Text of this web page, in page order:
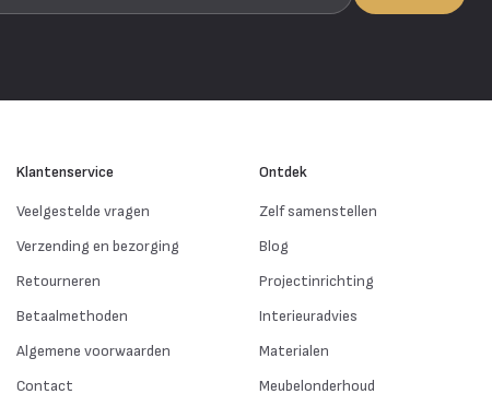
Klantenservice
Veelgestelde vragen
Verzending en bezorging
Retourneren
Betaalmethoden
Algemene voorwaarden
Contact
Ontdek
Zelf samenstellen
Blog
Projectinrichting
Interieuradvies
Materialen
Meubelonderhoud